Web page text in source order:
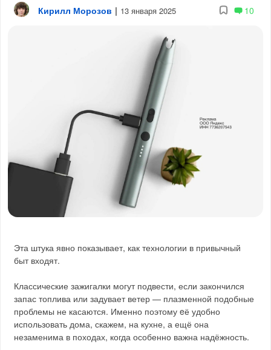
Кирилл Морозов | 13 января 2025 10
Эта штука явно показывает, как технологии в привычный
быт входят.
Классические зажигалки могут подвести, если закончился
запас топлива или задувает ветер — плазменной подобные
проблемы не касаются. Именно поэтому eё удобно
использовать дома, скажем, на кухне, а ещё она
незаменима в походах, когда особенно важна надёжность.